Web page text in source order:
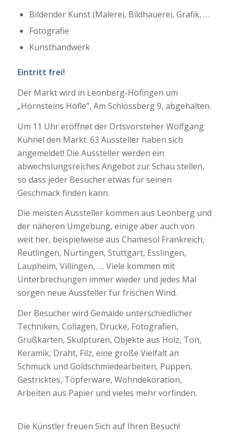
Bildender Kunst (Malerei, Bildhauerei, Grafik, …
Fotografie
Kunsthandwerk
Eintritt frei!
Der Markt wird in Leonberg-Höfingen um
„Hörnsteins Höfle”, Am Schlossberg 9, abgehalten.
Um 11 Uhr eröffnet der Ortsvorsteher Wolfgang
Kühnel den Markt. 63 Aussteller haben sich
angemeldet! Die Aussteller werden ein
abwechslungsreiches Angebot zur Schau stellen,
so dass jeder Besucher etwas für seinen
Geschmack finden kann.
Die meisten Aussteller kommen aus Leonberg und
der näheren Umgebung, einige aber auch von
weit her, beispielweise aus Chamesol Frankreich,
Reutlingen, Nürtingen, Stuttgart, Esslingen,
Laupheim, Villingen, …. Viele kommen mit
Unterbrechungen immer wieder und jedes Mal
sorgen neue Aussteller für frischen Wind.
Der Besucher wird Gemälde unterschiedlicher
Techniken, Collagen, Drucke, Fotografien,
Grußkarten, Skulpturen, Objekte aus Holz, Ton,
Keramik, Draht, Filz, eine große Vielfalt an
Schmuck und Goldschmiedearbeiten, Puppen,
Gestricktes, Töpferware, Wohndekoration,
Arbeiten aus Papier und vieles mehr vorfinden.
Die Künstler freuen Sich auf Ihren Besuch!